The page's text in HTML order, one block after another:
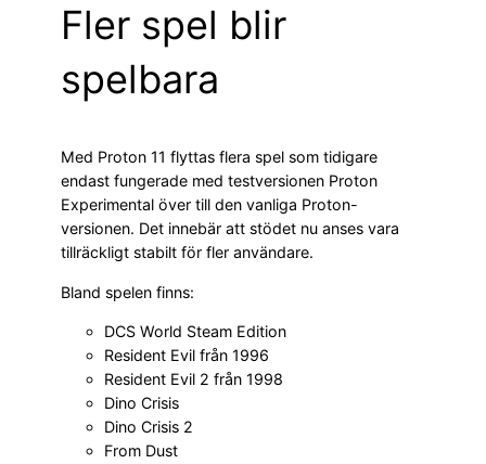
Fler spel blir
spelbara
Med Proton 11 flyttas flera spel som tidigare
endast fungerade med testversionen Proton
Experimental över till den vanliga Proton-
versionen. Det innebär att stödet nu anses vara
tillräckligt stabilt för fler användare.
Bland spelen finns:
DCS World Steam Edition
Resident Evil från 1996
Resident Evil 2 från 1998
Dino Crisis
Dino Crisis 2
From Dust